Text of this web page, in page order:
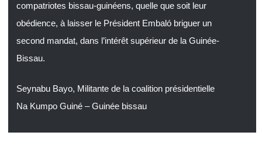
compatriotes bissau-guinéens, quelle que soit leur
obédience, à laisser le Président Embaló briguer un
second mandat, dans l’intérêt supérieur de la Guinée-
Bissau.
Seynabu Bayo, Militante de la coalition présidentielle
Na Kumpo Guiné – Guinée bissau